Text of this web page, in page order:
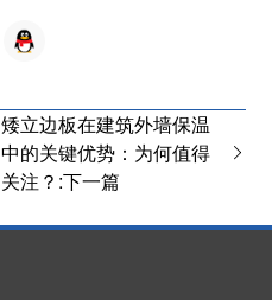
矮立边板在建筑外墙保温
中的关键优势：为何值得
关注？:下一篇